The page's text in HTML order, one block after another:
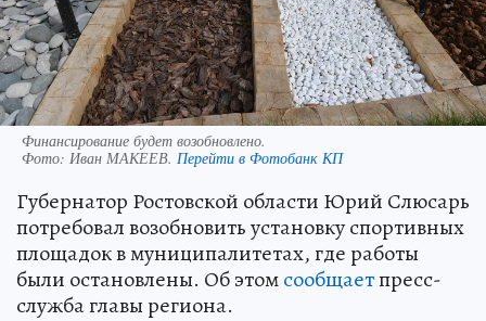
Финансирование будет возобновлено.
Фото: Иван МАКЕЕВ. Перейти в Фотобанк КП
Губернатор Ростовской области Юрий Слюсарь
потребовал возобновить установку спортивных
площадок в муниципалитетах, где работы
были остановлены. Об этомсообщаетпресс-
служба главы региона.